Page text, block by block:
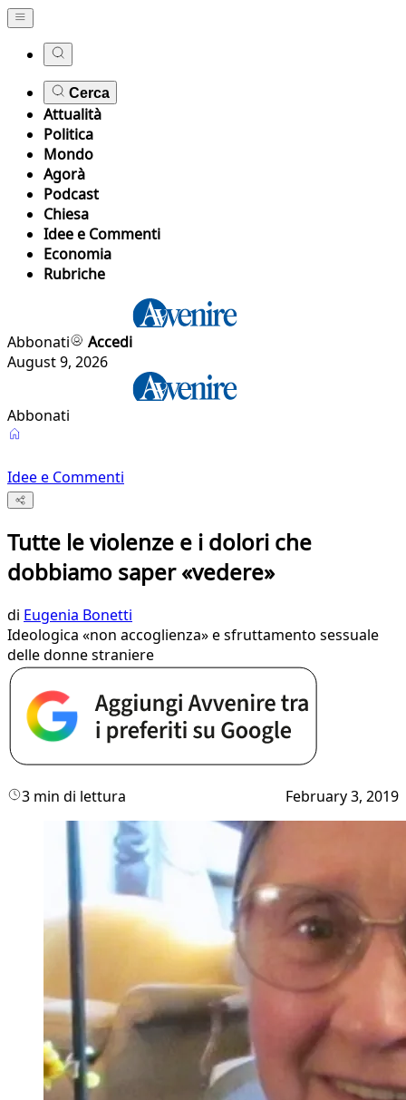
Cerca
Attualità
Politica
Mondo
Agorà
Podcast
Chiesa
Idee e Commenti
Economia
Rubriche
Abbonati
Accedi
August 9, 2026
Abbonati
Idee e Commenti
Tutte le violenze e i dolori che
dobbiamo saper «vedere»
di Eugenia Bonetti
Ideologica «non accoglienza» e sfruttamento sessuale
delle donne straniere
3 min di lettura February 3, 2019